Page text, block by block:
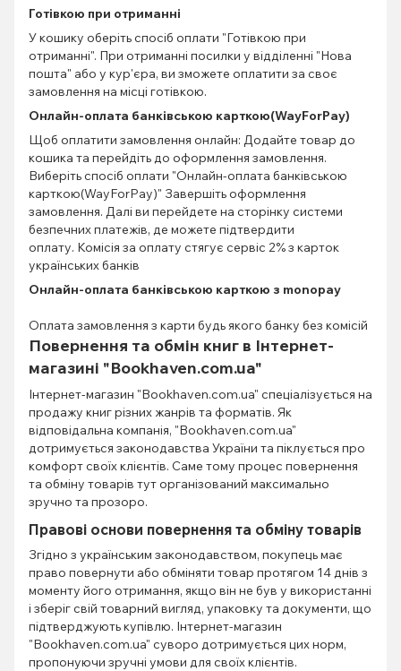
Готівкою при отриманні
У кошику оберіть спосіб оплати "Готівкою при
отриманні". При отриманні посилки у відділенні "Нова
пошта" або у кур'єра, ви зможете оплатити за своє
замовлення на місці готівкою.
Онлайн-оплата банківською карткою(WayForPay)
Щоб оплатити замовлення онлайн: Додайте товар до
кошика та перейдіть до оформлення замовлення.
Виберіть спосіб оплати "Онлайн-оплата банківською
карткою(WayForPay)" Завершіть оформлення
замовлення. Далі ви перейдете на сторінку системи
безпечних платежів, де можете підтвердити
оплату. Комісія за оплату стягує сервіс 2% з карток
українських банків
Онлайн-оплата банківською карткою з monopay
Оплата замовлення з карти будь якого банку без комісій
Повернення та обмін книг в Інтернет-
магазині "Bookhaven.com.ua"
Інтернет-магазин "Bookhaven.com.ua" спеціалізується на
продажу книг різних жанрів та форматів. Як
відповідальна компанія, "Bookhaven.com.ua"
дотримується законодавства України та піклується про
комфорт своїх клієнтів. Саме тому процес повернення
та обміну товарів тут організований максимально
зручно та прозоро.
Правові основи повернення та обміну товарів
Згідно з українським законодавством, покупець має
право повернути або обміняти товар протягом 14 днів з
моменту його отримання, якщо він не був у використанні
і зберіг свій товарний вигляд, упаковку та документи, що
підтверджують купівлю. Інтернет-магазин
"Bookhaven.com.ua" суворо дотримується цих норм,
пропонуючи зручні умови для своїх клієнтів.